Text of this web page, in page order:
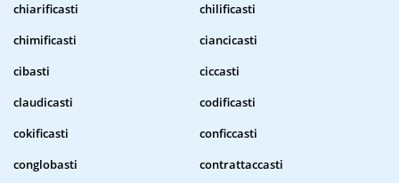
chiarificasti
chilificasti
chimificasti
ciancicasti
cibasti
ciccasti
claudicasti
codificasti
cokificasti
conficcasti
conglobasti
contrattaccasti